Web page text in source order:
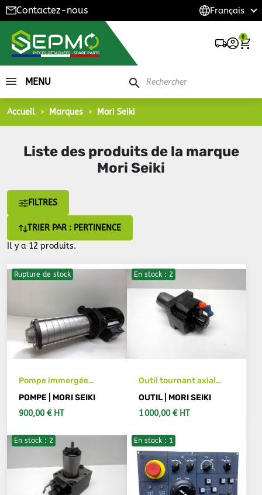
Contactez-nous
0
MENU search
Accueil Marques Mori Seiki
Liste des produits de la marque
Mori Seiki
FILTRES
TRIER PAR : PERTINENCE
Il y a 12 produits.
Rupture de stock
Pompe immergée
TERAL MORI SEIKI
VKA495AQ
POMPE | MORI SEIKI
900,00 € HT
VOIR LES DÉTAILS
En stock : 2
Outil tournant axial
pour MORI SEIKI CL203
OUTIL | MORI SEIKI
1 000,00 € HT
AJOUTER AU PANIER
En stock : 2 En stock : 1